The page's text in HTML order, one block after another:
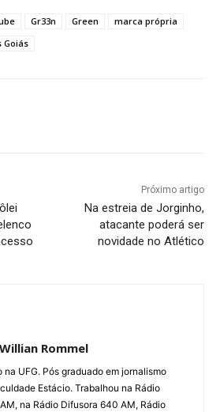
Gr33n Green
marca própria
Goiás
Próximo artigo
Na estreia de Jorginho,
atacante poderá ser
novidade no Atlético
Willian Rommel
UFG. Pós graduado em jornalismo
Estácio. Trabalhou na Rádio
na Rádio Difusora 640 AM, Rádio